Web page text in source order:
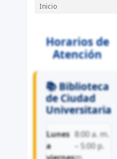
Inicio
Horarios de
Atención
📚 Biblioteca
de Ciudad
Universitaria
Lunes
a
8:00 a. m.
– 5:00 p.